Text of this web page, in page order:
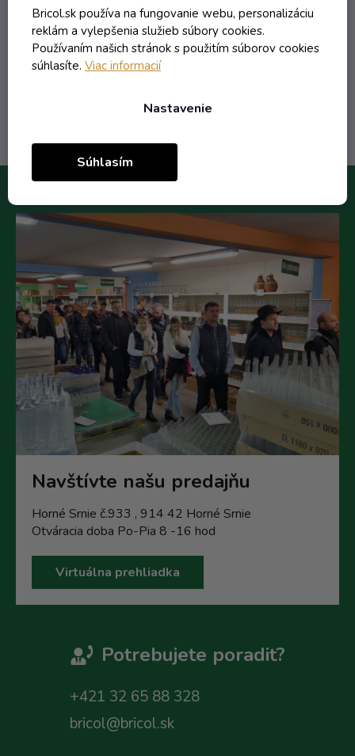
Bricol.sk používa na fungovanie webu, personalizáciu
reklám a vylepšenia služieb súbory cookies.
Používaním našich stránok s použitím súborov cookies
súhlasíte. Viac informacií
Nastavenie
Súhlasím
0,39 €/ ks
1,87 € (-79%)
Navštívte našu predajňu
Horné Srnie č.933 , 914 42 Horné Srnie
Otváracia doba Po-Pia 8 -16 hod
Virtuálna prehliadka
Potrebujete poradit?
+421 32 65 88 328
bricol@bricol.sk